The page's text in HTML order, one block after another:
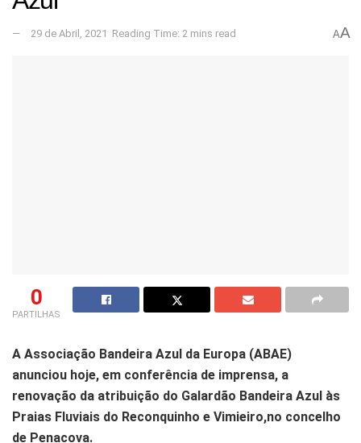
29 de Abril, 2021 Reading Time: 2 mins read AA
0
PARTILHAS
A Associação Bandeira Azul da Europa (ABAE)
anunciou hoje, em conferência de imprensa, a
renovação da atribuição do Galardão Bandeira Azul às
Praias Fluviais do Reconquinho e Vimieiro,no concelho
de Penacova.